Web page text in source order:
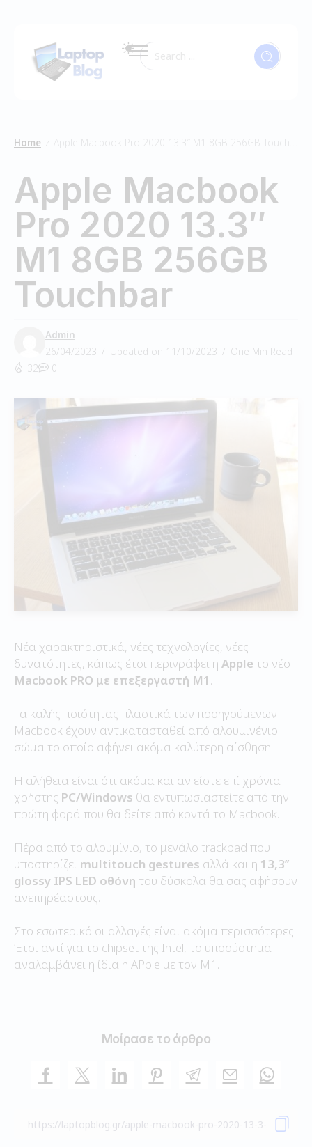
Home Apple Macbook Pro 2020 13.3″ M1 8GB 256GB Touchbar
Apple Macbook
Pro 2020 13.3″
M1 8GB 256GB
Touchbar
Admin
26/04/2023
Updated on 11/10/2023
One Min Read
32
0
Νέα χαρακτηριστικά, νέες τεχνολογίες, νέες
δυνατότητες, κάπως έτσι περιγράφει η Apple το νέο
Macbook PRO με επεξεργαστή M1 .
Τα καλής ποιότητας πλαστικά των προηγούμενων
Macbook έχουν αντικατασταθεί από αλουμινένιο
σώμα το οποίο αφήνει ακόμα καλύτερη αίσθηση.
Η αλήθεια είναι ότι ακόμα και αν είστε επί χρόνια
χρήστης PC/Windows θα εντυπωσιαστείτε από την
πρώτη φορά που θα δείτε από κοντά το Macbook.
Πέρα από το αλουμίνιο, το μεγάλο trackpad που
υποστηρίζει multitouch gestures αλλά και η 13,3’’
glossy IPS LED οθόνη του δύσκολα θα σας αφήσουν
ανεπηρέαστους.
Στο εσωτερικό οι αλλαγές είναι ακόμα περισσότερες.
Έτσι αντί για το chipset της Intel, το υποσύστημα
αναλαμβάνει η ίδια η APple με τον Μ1.
Μοίρασε το άρθρο